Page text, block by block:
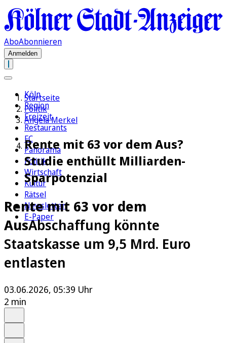
AboAbonnieren
Anmelden
Köln
Region
Freizeit
Restaurants
FC
Panorama
Politik
Wirtschaft
Kultur
Rätsel
Newsletter
E-Paper
Startseite
Politik
Angela Merkel
Rente mit 63 vor dem Aus?
Studie enthüllt Milliarden-
Sparpotenzial
Rente mit 63 vor dem
AusAbschaffung könnte
Staatskasse um 9,5 Mrd. Euro
entlasten
03.06.2026, 05:39 Uhr
2 min